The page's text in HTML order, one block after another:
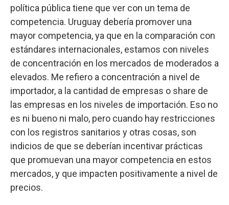
política pública tiene que ver con un tema de
competencia. Uruguay debería promover una
mayor competencia, ya que en la comparación con
estándares internacionales, estamos con niveles
de concentración en los mercados de moderados a
elevados. Me refiero a concentración a nivel de
importador, a la cantidad de empresas o share de
las empresas en los niveles de importación. Eso no
es ni bueno ni malo, pero cuando hay restricciones
con los registros sanitarios y otras cosas, son
indicios de que se deberían incentivar prácticas
que promuevan una mayor competencia en estos
mercados, y que impacten positivamente a nivel de
precios.